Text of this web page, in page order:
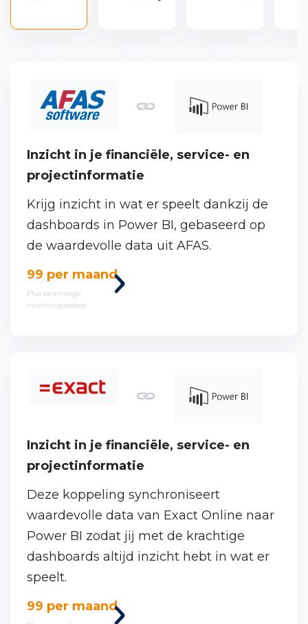
Power BI Toolkit
Portal uitgelicht
Inzicht in je financiële, service- en
projectinformatie
Krijg inzicht in wat er speelt dankzij de
dashboards in Power BI, gebaseerd op
de waardevolle data uit AFAS.
Bekijk
deze
99 per maand
Plus eenmalige
inrichtingskosten
Inzicht in je financiële, service- en
projectinformatie
Deze koppeling synchroniseert
waardevolle data van Exact Online naar
Power BI zodat jij met de krachtige
dashboards altijd inzicht hebt in wat er
speelt.
Bekijk
99 per maand